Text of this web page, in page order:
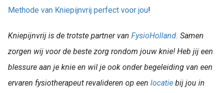
Methode van Kniepijnvrij perfect voor jou!
Kniepijnvrij is de trotste partner van FysioHolland. Samen
zorgen wij voor de beste zorg rondom jouw knie! Heb jij een
blessure aan je knie en wil je ook onder begeleiding van een
ervaren fysiotherapeut revalideren op een locatie bij jou in